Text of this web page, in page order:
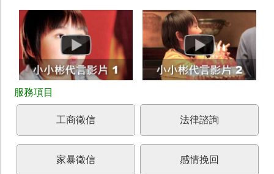
工商徵信 法律諮詢
家暴徵信 感情挽回